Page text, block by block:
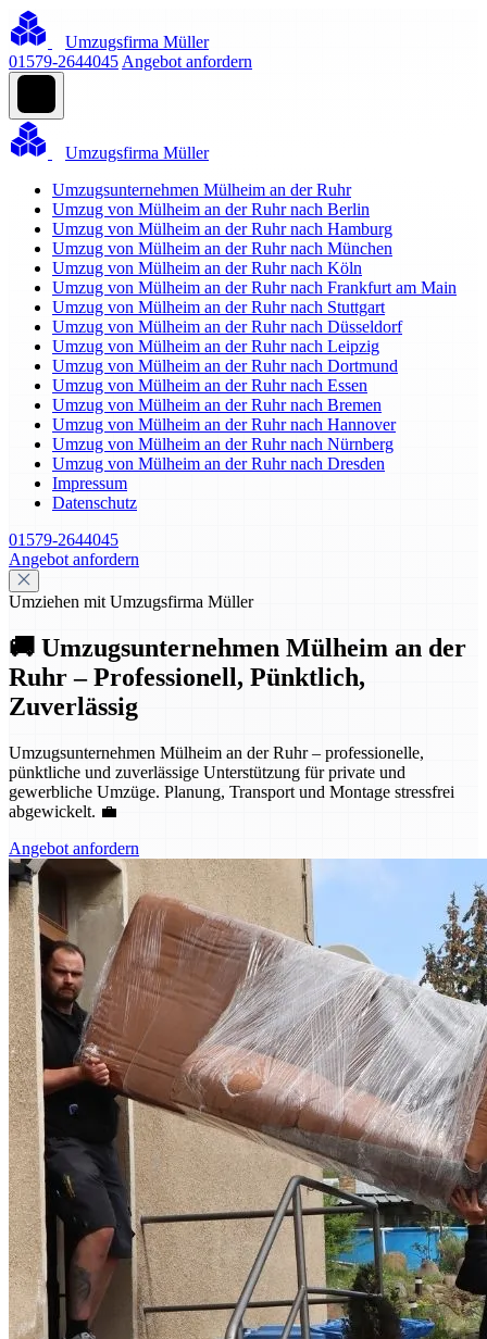
Umzugsfirma Müller
01579-2644045 Angebot anfordern
Umzugsfirma Müller
Umzugsunternehmen Mülheim an der Ruhr
Umzug von Mülheim an der Ruhr nach Berlin
Umzug von Mülheim an der Ruhr nach Hamburg
Umzug von Mülheim an der Ruhr nach München
Umzug von Mülheim an der Ruhr nach Köln
Umzug von Mülheim an der Ruhr nach Frankfurt am Main
Umzug von Mülheim an der Ruhr nach Stuttgart
Umzug von Mülheim an der Ruhr nach Düsseldorf
Umzug von Mülheim an der Ruhr nach Leipzig
Umzug von Mülheim an der Ruhr nach Dortmund
Umzug von Mülheim an der Ruhr nach Essen
Umzug von Mülheim an der Ruhr nach Bremen
Umzug von Mülheim an der Ruhr nach Hannover
Umzug von Mülheim an der Ruhr nach Nürnberg
Umzug von Mülheim an der Ruhr nach Dresden
Impressum
Datenschutz
01579-2644045
Angebot anfordern
Umziehen mit Umzugsfirma Müller
🚚 Umzugsunternehmen Mülheim an der
Ruhr – Professionell, Pünktlich,
Zuverlässig
Umzugsunternehmen Mülheim an der Ruhr – professionelle,
pünktliche und zuverlässige Unterstützung für private und
gewerbliche Umzüge. Planung, Transport und Montage stressfrei
abgewickelt. 💼
Angebot anfordern